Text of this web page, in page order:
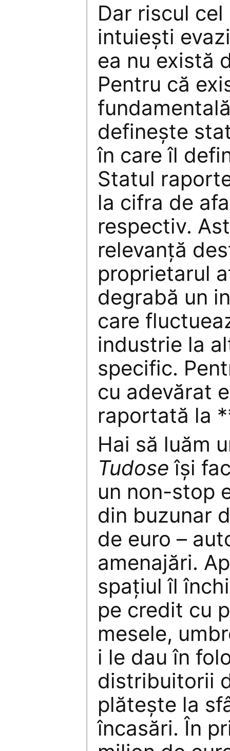
Dar riscul
intuiești
ea nu există
Pentru că
definește
în care îl
Statul
la cifra de
respectiv.
relevanță
proprietarul
degrabă un
care
industrie la
specific.
cu adevărat
raportată la
Hai să luăm
Tudose își
un non-stop
din buzunar
de euro –
amenajări.
spațiul îl
pe credit cu
mesele,
i le dau în
distribuitorii
plătește la
încasări. În